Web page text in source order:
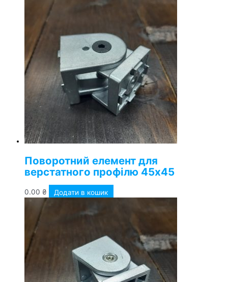
Поворотний елемент для
верстатного профілю 45х45
0.00 ₴ Додати в кошик